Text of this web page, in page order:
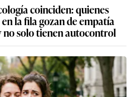
coinciden: quienes
la fila gozan de empatía
solo tienen autocontrol